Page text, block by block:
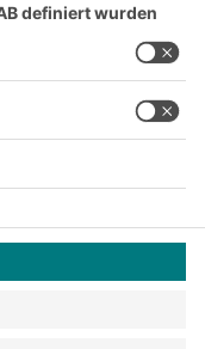
Handel und die